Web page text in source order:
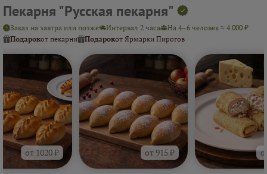
Пекарня "Русская пекарня"
Заказ на завтра или позже Интервал 2 часа
На 4–6 человек ≈ 4 000 ₽
Подарокот пекарни Подарокот Ярмарки Пирогов
от 1020 ₽ от 915 ₽